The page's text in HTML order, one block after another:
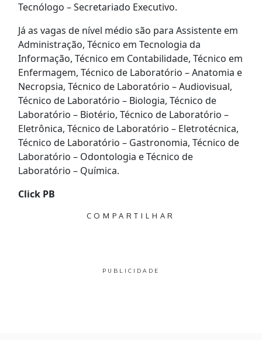
Tecnólogo – Secretariado Executivo.
Já as vagas de nível médio são para Assistente em
Administração, Técnico em Tecnologia da
Informação, Técnico em Contabilidade, Técnico em
Enfermagem, Técnico de Laboratório – Anatomia e
Necropsia, Técnico de Laboratório – Audiovisual,
Técnico de Laboratório – Biologia, Técnico de
Laboratório – Biotério, Técnico de Laboratório –
Eletrônica, Técnico de Laboratório – Eletrotécnica,
Técnico de Laboratório – Gastronomia, Técnico de
Laboratório – Odontologia e Técnico de
Laboratório – Química.
Click PB
COMPARTILHAR
PUBLICIDADE